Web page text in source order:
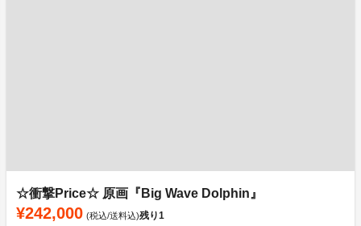
☆衝撃Price☆ 原画『Big Wave Dolphin』
¥242,000 (税込/送料込)残り1